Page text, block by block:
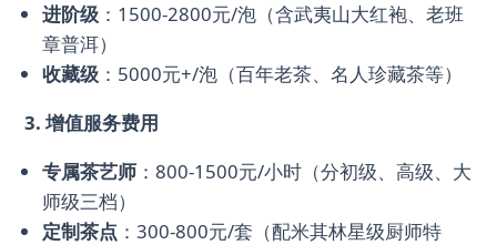
进阶级 ：1500-2800元/泡（含武夷山大红袍、老班
章普洱）
收藏级 ：5000元+/泡（百年老茶、名人珍藏茶等）
3. 增值服务费用
专属茶艺师 ：800-1500元/小时（分初级、高级、大
师级三档）
定制茶点 ：300-800元/套（配米其林星级厨师特